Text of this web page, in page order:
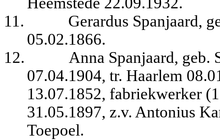
11.
Gerardus Spanjaard,
05.02.1866.
12.
Anna Spanjaard, geb.
07.04.1904, tr. Haarlem
13.07.1852, fabriekwerker
31.05.1897, z.v. Antonius
Toepoel.